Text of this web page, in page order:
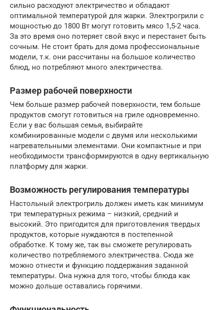
сильно расходуют электричество и обладают
оптимальной температурой для жарки. Электрогрили с
мощностью до 1800 Вт могут готовить мясо 1,5-2 часа.
За это время оно потеряет свой вкус и перестанет быть
сочным. Не стоит брать для дома профессиональные
модели, т.к. они рассчитаны на большое количество
блюд, но потребляют много электричества.
Размер рабочей поверхности
Чем больше размер рабочей поверхности, тем больше
продуктов смогут готовиться на гриле одновременно.
Если у вас большая семья, выбирайте
комбинированные модели с двумя или несколькими
нагревательными элементами. Они компактные и при
необходимости трансформируются в одну вертикальную
платформу для жарки.
Возможность регулирования температуры
Настольный электрогриль должен иметь как минимум
три температурных режима – низкий, средний и
высокий. Это пригодится для приготовления твердых
продуктов, которые нуждаются в постепенной
обработке. К тому же, так вы сможете регулировать
количество потребляемого электричества. Сюда же
можно отнести и функцию поддержания заданной
температуры. Она нужна для того, чтобы блюда как
можно дольше оставались горячими.